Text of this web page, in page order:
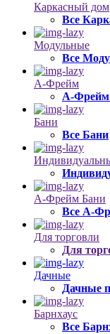
Каркасный дом
Все
Модульные
Все
А-Фрейм
А-Фрейм
Бани
Все Бани
А-Фрейм Бани
Все А-
Для торговли
Для
Дачные
Дачные
Барнхаус
Все